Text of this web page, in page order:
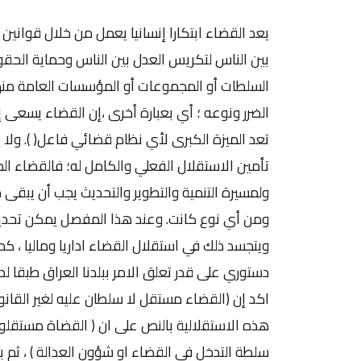
يعد القضاء ابتكارا إنسانيا يعمل من خلال قوانين وضعية وأعراف اجتماعية أنجزتها أرادة عامة لفض النزاعات بين الناس لتكريس العدل بين الناس وحماية الحقوق والحريات, ورفع الظلم الذي يلحق بأي مواطن من السلطات أو المجموعات أو المؤسسات العامة منها والخاصة وغيرها وتعويض المتضررين بما يتناسب مع حجم الضرر ونوعه ؛ أي بعبارة أخرى ،إن القضاء يسعى إلى احتراف الوصول إلى العدالة الدنيوية في أحكامه ، التي تعد الميزة الكبرى لأي نظام قضائي فاعل( ). ولا يمكننا أن نتصور إمكانية نهوض القضاء بأمانة العدل ، دون تأمين الاستقلال الفعلي والكامل له؛ فالقضاء المنزه الموثوق الذي هو شرط أساس للدولة القانونية ولمسيرة التنمية والتطوير والتحديث يجب أن يبقى مستقلاً بعيداً عن المؤثرات والمداخلات من أي جهة أتت, ومن أي نوع كانت.‏ وعند هذا المفصل يمكن تحديد مدلول استقلال القضاء بكونه "استقلاله كمؤسسة ويتجسد ذلك في استقلال القضاء اداريا وماليا ، كما يتجسد ذلك في سلطة اتخاذ القرار". وهذا ما تكرس كمبدأ دستوري على قدر تعلق الامر ببلدنا العراق طبقا لدستوره النافذ لسنة 2005 ، اذ يطالعنا نص المادة (19) الذي اكد إن (القضاء مستقل لا سلطان عليه لغير القانون ). ثم جاءت المادة (88) من هذا الدستور لتوسع من نطاق هذه الاستقلالية بالنص على ان ( القضاة مستقلون لا سلطان عليهم في قضائهم لغير القانون ولا يجوز لأية سلطة التدخل في القضاء او شؤون العدالة ) ، ثم بترصين هذه الاستقلالية اكثر في المادة (97) من الدستور بالنص على ان (القضاة غير قابلين للعزل الا في الحالات التي يحددها القانون كما يحدد القانون الاحكام الخاصة بهم وينظم مساءلتهم تأديبيا ). والحال ان هذه النصوص قد وسعت من مظاهر استقلال القضاء العراقي بحيث منعت السلطتين التشريعية (مجلس النواب ) والسلطة التنفيذية من التدخل في القضاء او شؤون العدالة بأي شكل من الاشكال، وبهذا التطور المهم اصبحت السلطة القضائية في العراق تقف على قدم المساواة مع السلطتين التشريعية والتنفيذية من الناحية الدستورية النظرية. وباعتماد منطق المخالفة ، يطالعنا لفظ (التسييس) كنقيض موضوعي لاستقلال القضاء وضمان حياديته والذي يقصد به "عملية إضفاء صفة سياسية على موقف معين ليس له بالأصل هذه الصفة" . وتسييس القضاء من أبرز مسببات الأحكام الجائرة المجانبة للعدالة القانونية الوضعية والمحرفة للتشريعات. ويعود تسييس القضاء في أحد أهم أسبابه غير الشخصية إلى إصدار أحكام لخدمة أغراض السلطة التنفيذية , أو جهة سياسية متنفذة بالتعرض لضغوط منها أو إغراءات . وتنبثق ظاهرة تسييس القضاء في الغالب من مفصلين رئيسين اولهما التدخل في تشكيل السلطة القضائية بصورة تخدم توجهات السلطة السياسية ومصالحها ، وهذا ما تحقق على ارض الواقع ، منذ انطلاقة تجربة القضاء في العراق مع قيام الدولة الوطنية فيه في ظل دستور 1925 وصولا الى وقتنا الحاضر ، وحسبنا مراجعة بسيطة لأمر تشكيل المحكمة الاتحادية العليا الذي استند على القسم الثاني من ملحق قانون ادارة الدولة للمرحلة الانتقالية الذي خول مجلس الوزراء السلطات الممنوحة له في هذا القانون في تعيين اعضاء المحكمة الاتحادية العليا على ان يتم تصديق ذلك من قبل رئاسة الدولة في الحكومة الانتقالية المنتخبة . وبالفعل صدر امر رئيس مجلس الوزراء رقم ( 30 لسنة 2005)القاضي بتشكيل المحكمة الاتحادية العليا في العراق . وفي هذا التخويل تحققت اولى المطبات السياسية لعمل القضاء بإخضاع تشكيل هذه المؤسسة المهمة لإرادة السلطة التنفيذية وتجاذبات آلية المحاصصة والتوازنات الحزبية التي ابتليت بها الدولة العراقية الجديدة بعد عام 2003 بما يشكل سلباً لإرادة الشعب المتمثلة بالهيئة المنتخبة من قبله وحقه في اختيار قضاة هذه المحكمة . وحتى تشكيلة المحكمة الاتحادية في ظل الدستور النافذ المنصوص عليها في الفقرة (أولاً) من المادة / 92 باعتبارها [ هيئة قضائية مستقلة مالياً وإدارياً ]، ، لم تسلم من النقد الممزوج بنزعة الخشية من الانسحاب الى التسييس ؛ فكونها (هيئة قضائية) حصراً (محكمة)، يعني أن أعضاء هذه الهيئة هم من (القضاة)، وبالتالي فإن حق التصويت على قرارات (المحكمة) سيكون هو الآخر منوط بأعضاء المحكمة من القضاة حصراً طبقاً للنص المذكور، وأي تفسير آخر يعطي لغيرهم من خبراء في الفقه الإسلامي وفقهاء في القانون، من المذكورين في نص الفقرة ( ثانياً ) من المادة / 92 نفس الحق المذكور، على أساس أنهم أيضاً وطبقاً لنص الفقرة (ثانياً)، أعضاء في نفس الهيئة، ولهم ما لغيرهم من القضاة من الحقوق، وبالتالي يمكنهم من ممارسة حق (الاعتراض) أو (الفيتو) لأي من القرارات التي تتخذها الهيئة، وهذا ما سيحقق الازدواجية في هوية هذه المحكمة من جانب بين التوجه القضائي والاستشاري ، ويفتح ابواب الاجتهادات والتأويلات المختلفة لجهة تعارضها مع ثوابت الاسلام ومتطلبات الشريعة لتكون مدخلا للتأثير في قرارتها واخضاعها للمساومات السياسية تحت هذا البند .( ) وهكذا لم تكن السلطة القضائية في العراق الجديد ممثلة بأعلى محكمة فيها ( الحكمة الاتحادية) ومنذ بداية تأسيسها بعيدة عن دائرة التسييس على